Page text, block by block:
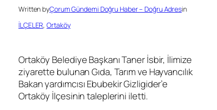
Written byÇorum Gündemi Doğru Haber – Doğru Adresin
İLÇELER, Ortaköy
Ortaköy Belediye Başkanı Taner İsbir, İlimize
ziyarette bulunan Gıda, Tarım ve Hayvancılık
Bakan yardımcısı Ebubekir Gizligider’e
Ortaköy İlçesinin taleplerini iletti.